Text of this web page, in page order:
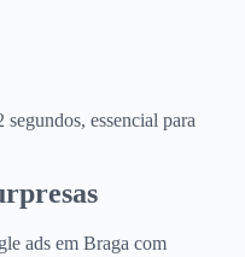
essencial para
ads em Braga com